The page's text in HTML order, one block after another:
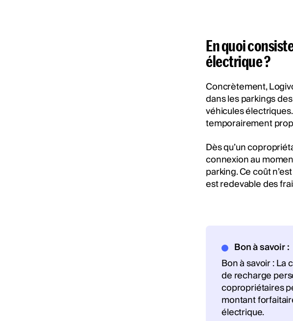
En quoi
électrique ?
Concrètement,
dans les parkings
véhicules
temporairement
Dès qu’un
connexion au
parking. Ce coût
est redevable des
Bon à savoir :
Bon à savoir : La
de recharge
copropriétaires
montant
électrique.